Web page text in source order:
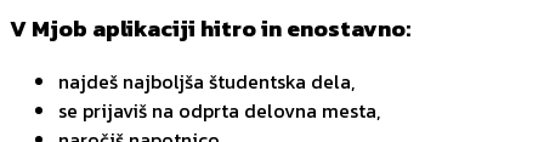
V Mjob aplikaciji hitro in enostavno:
najdeš najboljša študentska dela,
se prijaviš na odprta delovna mesta,